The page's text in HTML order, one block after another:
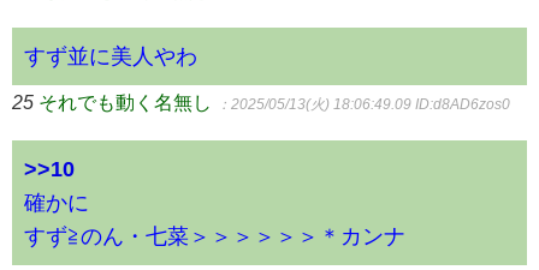
すず並に美人やわ
25 それでも動く名無し ：2025/05/13(火) 18:06:49.09 ID:d8AD6zos0
>>10
確かに
すず≧のん・七菜＞＞＞＞＞＞＊カンナ